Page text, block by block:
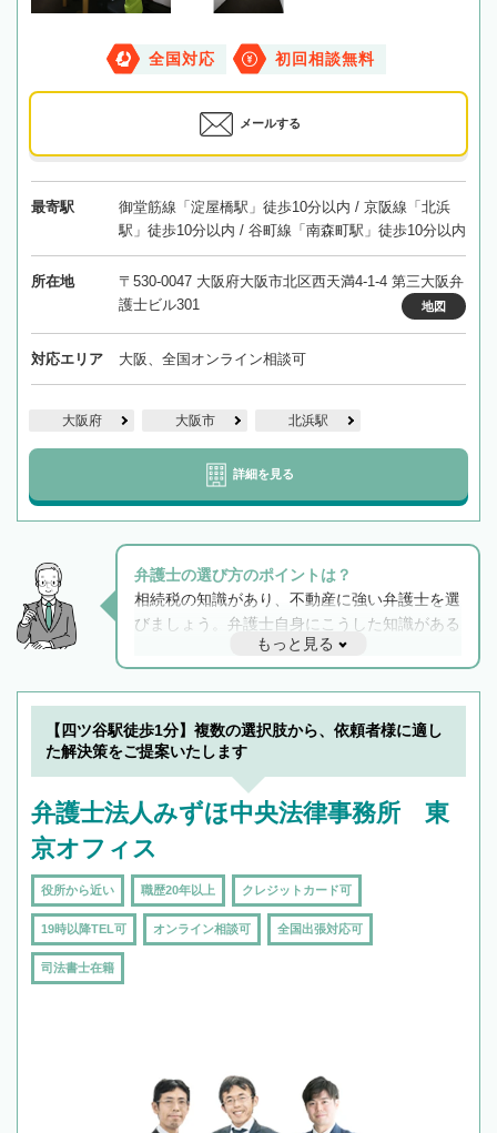
全国対応 初回相談無料
メールする
最寄駅
御堂筋線「淀屋橋駅」徒歩10分以内 / 京阪線「北浜
駅」徒歩10分以内 / 谷町線「南森町駅」徒歩10分以内
所在地
〒530-0047 大阪府大阪市北区西天満4-1-4 第三大阪弁
護士ビル301
地図
対応エリア 大阪、全国オンライン相談可
大阪府 大阪市 北浜駅
詳細を見る
弁護士の選び方のポイントは？
相続税の知識があり、不動産に強い弁護士を選
びましょう。弁護士自身にこうした知識がある
と他士業との連携もスムーズに進み、トラブル
解決のみならず相続をトータルで任せることが
できます。また、相続は感情がからむ分野なの
でフィーリングも重要です。実際に電話や面談
で複数の弁護士と会話をしてウマが合う方に依
もっと見る
【四ツ谷駅徒歩1分】複数の選択肢から、依頼者様に適し
た解決策をご提案いたします
弁護士法人みずほ中央法律事務所 東
京オフィス
役所から近い 職歴20年以上 クレジットカード可
19時以降TEL可 オンライン相談可 全国出張対応可
司法書士在籍